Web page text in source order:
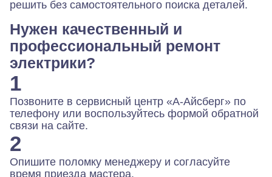
решить без самостоятельного поиска деталей.
Нужен качественный и
профессиональный ремонт
электрики?
1
Позвоните в сервисный центр «А-Айсберг» по
телефону или воспользуйтесь формой обратной
связи на сайте.
2
Опишите поломку менеджеру и согласуйте
время приезда мастера.